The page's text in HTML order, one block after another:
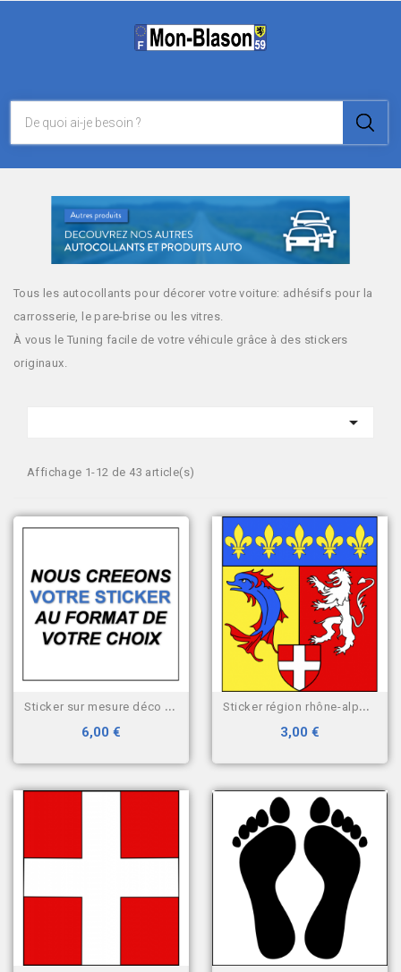
Tous les autocollants pour décorer votre voiture: adhésifs pour la
carrosserie, le pare-brise ou les vitres.
À vous le Tuning facile de votre véhicule grâce à des stickers
originaux.

Affichage 1-12 de 43 article(s)
sticker sur mesure déco auto
6,00 €
sticker région rhône-alpes...
3,00 €